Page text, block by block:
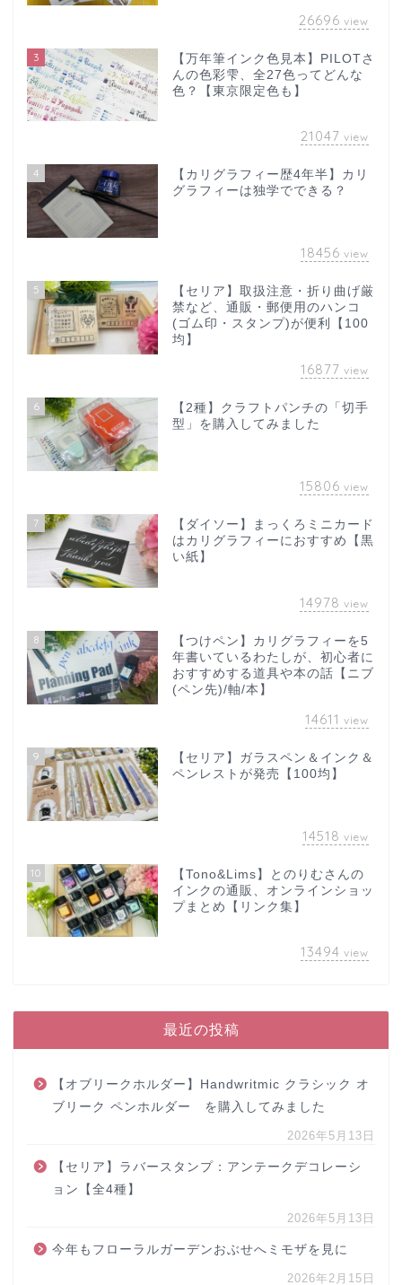
26696 view
3
【万年筆インク色見本】PILOTさ
んの色彩雫、全27色ってどんな
色？【東京限定色も】
21047 view
4
【カリグラフィー歴4年半】カリ
グラフィーは独学でできる？
18456 view
5
【セリア】取扱注意・折り曲げ厳
禁など、通販・郵便用のハンコ
(ゴム印・スタンプ)が便利【100
均】
16877 view
6
【2種】クラフトパンチの「切手
型」を購入してみました
15806 view
7
【ダイソー】まっくろミニカード
はカリグラフィーにおすすめ【黒
い紙】
14978 view
8
【つけペン】カリグラフィーを5
年書いているわたしが、初心者に
おすすめする道具や本の話【ニブ
(ペン先)/軸/本】
14611 view
9
【セリア】ガラスペン＆インク＆
ペンレストが発売【100均】
14518 view
10
【Tono&Lims】とのりむさんの
インクの通販、オンラインショッ
プまとめ【リンク集】
13494 view
最近の投稿
【オブリークホルダー】Handwritmic クラシック オ
ブリーク ペンホルダー を購入してみました
2026年5月13日
【セリア】ラバースタンプ：アンテークデコレーシ
ョン【全4種】
2026年5月13日
今年もフローラルガーデンおぶせへミモザを見に
2026年2月15日